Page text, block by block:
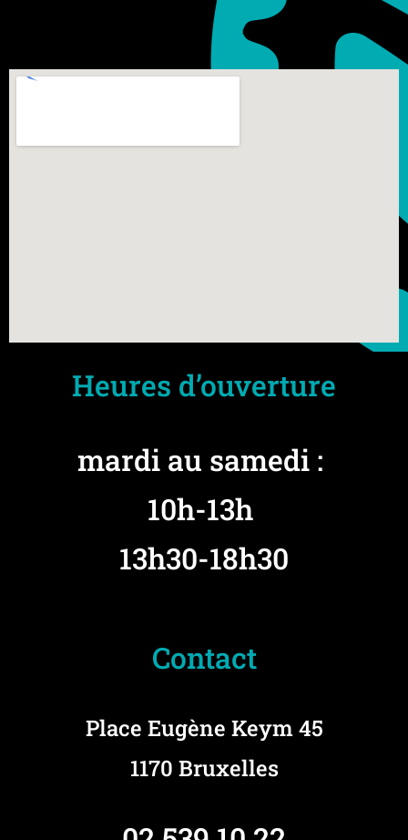
Heures d’ouverture
mardi au samedi :
10h-13h
13h30-18h30
Contact
Place Eugène Keym 45
1170 Bruxelles